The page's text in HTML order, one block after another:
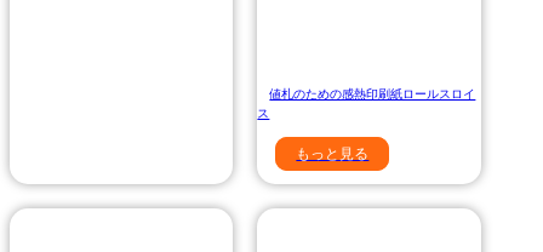
値札のための感熱印刷紙ロールスロイ
ス
もっと見る